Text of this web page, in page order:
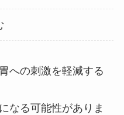
への刺激を軽減する
なる可能性がありま